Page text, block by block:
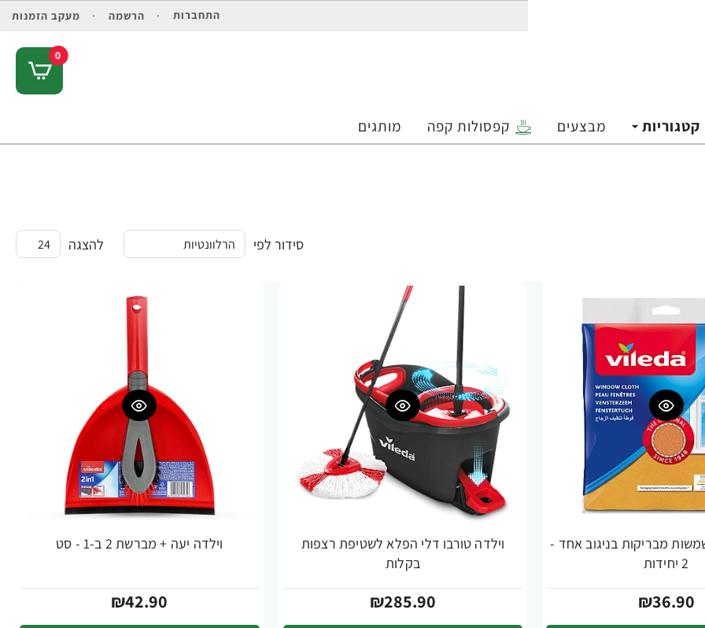
התחברות הרשמה מעקב הזמנות
0
קטגוריות מבצעים קפסולות קפה מותגים
סידור לפי להצגה
מבריקות בניגוב אחד -
2 יחידות
₪36.90
וילדה טורבו דלי הפלא לשטיפת רצפות
בקלות
₪285.90
וילדה יעה + מברשת 2 ב-1 - סט
₪42.90